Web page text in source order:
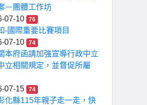
－團體工作坊
07-10
76
-國際重要比賽項目
07-10
74
本府函請加強宣導行政中立
立相關規定，並督促所屬
07-15
74
化縣115年親子走一走，快